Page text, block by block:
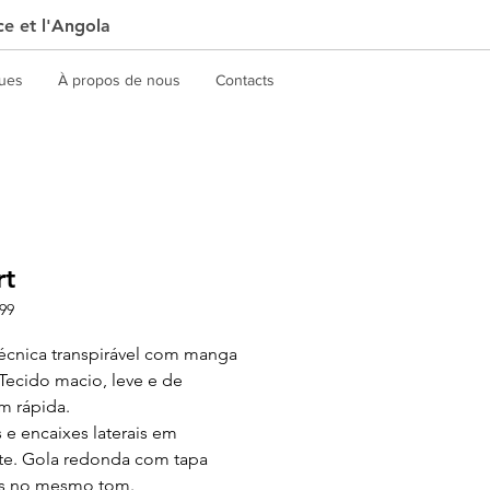
et l'Angola
À propos de nous Contacts
transpirável com manga
macio, leve e de
rápida.
e encaixes laterais em
Gola redonda com tapa
no mesmo tom.